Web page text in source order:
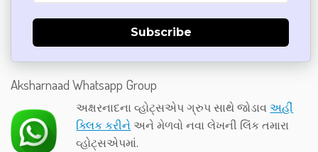
Subscribe
Aksharnaad Whatsapp Group
અક્ષરનાદના વ્હોટ્સએપ ગ્રુપ સાથે જોડાવઅહીં
ક્લિક કરીને અને મેળવો નવા લેખની લિંક તમારા
વ્હોટ્સએપમાં.